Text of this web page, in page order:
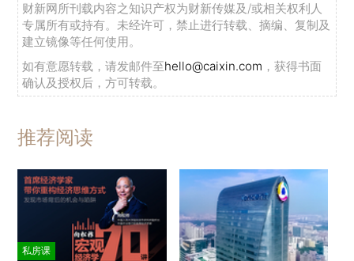
理念整合，满足经济效益的同时实现社会效益的提升，是实现可
持续发展的关键。
1.ESG表现提升为医疗卫生行业带来经济效益
的财务绩效，能在提升企业声誉的同时为其带来超额市场收益。
从医疗卫生行业上市公司的市场表现上看，将样本空间内2020年
评估中ESG表现得分处于前五名的医疗卫生行业上市公司近一年
内的市场表现与行业基准指数进行对比，如下图所示，在A股流通
市值加权下的top 5组合的市场表现整体而言优于中证医药这一基
财新网所刊载内容之知识产权为财新传媒及/或相关权利人
专属所有或持有。未经许可，禁止进行转载、摘编、复制及
建立镜像等任何使用。
如有意愿转载，请发邮件至hello@caixin.com ，获得书面
确认及授权后，方可转载。
推荐阅读
私房课